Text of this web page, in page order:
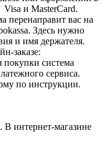
и MasterCard.
перенаправит вас на
Здесь нужно
и имя держателя.
заказе:
система
сервиса.
по инструкции.
В интернет-магазине